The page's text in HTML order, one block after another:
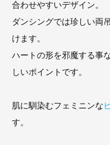
合わせやすいデザイン。
ダンシングでは珍しい両
けます。
ハートの形を邪魔する事
しいポイントです。
肌に馴染むフェミニンな
す。